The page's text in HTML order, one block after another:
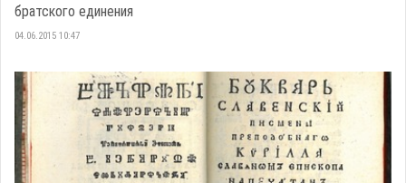
братского единения
04.06.2015 10:47